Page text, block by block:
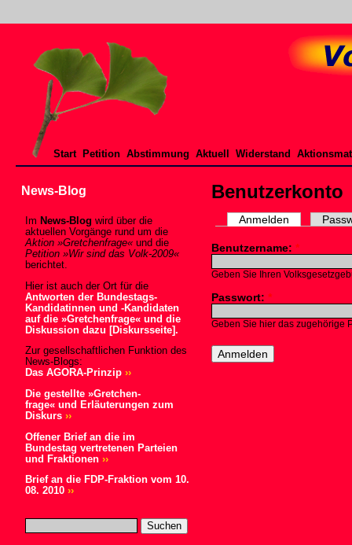
Start Petition Abstimmung Aktuell Widerstand
News-Blog
Im News-Blog wird über die
aktuellen Vorgänge rund um die
Aktion »Gretchenfrage« und die
Petition »Wir sind das Volk-2009«
berichtet.
Hier ist auch der Ort für die
Antworten der Bundestags-
Kandidatinnen und -Kandidaten
auf die »Gretchenfrage« und die
Diskussion dazu [Diskursseite].
Zur gesellschaftlichen Funktion des
News-Blogs:
Das AGORA-Prinzip ››
Die gestellte »Gretchen-
frage« und Erläuterungen zum
Diskurs ››
Offener Brief an die im
Bundestag vertretenen Parteien
und Fraktionen ››
Brief an die FDP-Fraktion vom 10.
08. 2010 ››
Benutzerkonto
Anmelden
Benutzername:*
Geben Sie Ihren
Passwort:*
Geben Sie hier das zugehörige